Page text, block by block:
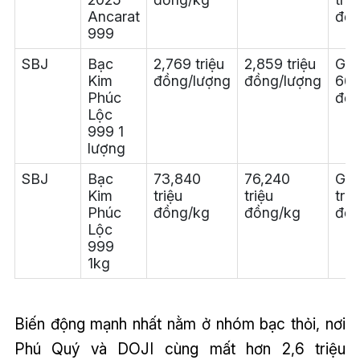
Ancarat
999
SBJ
Bạc
Kim
Phúc
Lộc
999 1
lượng
2,769 triệu
đồng/lượng
2,859 triệu
đồng/lượng
SBJ
Bạc
Kim
Phúc
Lộc
999
1kg
73,840
triệu
đồng/kg
76,240
triệu
đồng/kg
Biến động mạnh nhất nằm ở nhóm bạc thỏi, nơi
Phú Quý và DOJI cùng mất hơn 2,6 triệu